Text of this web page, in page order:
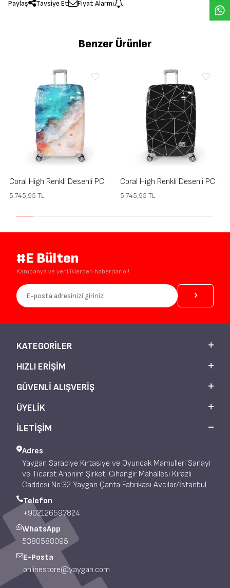
Paylaş Tavsiye Et Fiyat Alarmı
Benzer Ürünler
Coral High Renkli Desenli PC Büyük Boy Valiz (70cm) 16813
5.745,95 TL
Coral High Renkli Desenli PC Büyük Boy Valiz (70cm) 16808
5.745,95 TL
#E Bülten
Kampanya ve yeniliklerden haberdar ol!
KATEGORILER
HIZLI ERIŞIM
GÜVENLI ALIŞVERIŞ
ÜYELIK
İLETİŞİM
Adres
Yaygan Saraciye Kırtasiye ve Oyuncak Mamulleri Sanayi
ve Ticaret Anonim Şirketi Cihangir Mahallesi Kirazlı
Caddesi No:32 Yaygan Çanta Fabrikası Avcılar/İstanbul
Telefon
+902126597824
WhatsApp
5380588095
E-Posta
onlinestore@yaygan.com